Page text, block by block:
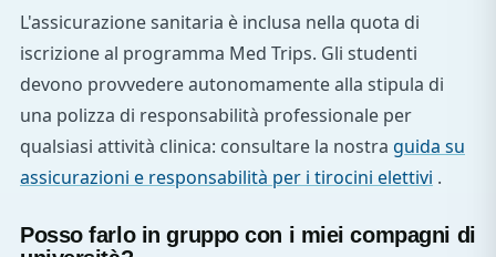
L'assicurazione sanitaria è inclusa nella quota di
iscrizione al programma Med Trips. Gli studenti
devono provvedere autonomamente alla stipula di
una polizza di responsabilità professionale per
qualsiasi attività clinica: consultare la nostra guida su
assicurazioni e responsabilità per i tirocini elettivi .
Posso farlo in gruppo con i miei compagni di